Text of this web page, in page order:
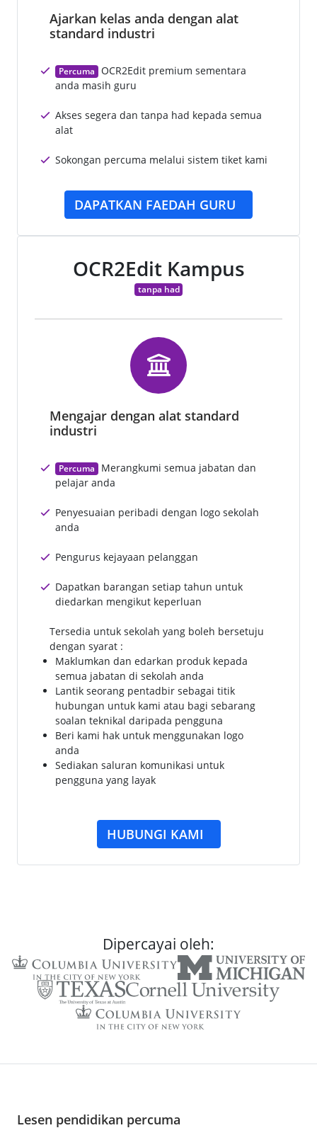
Ajarkan kelas anda dengan alat
standard industri
Percuma OCR2Edit premium sementara
anda masih guru
Akses segera dan tanpa had kepada semua
alat
Sokongan percuma melalui sistem tiket kami
DAPATKAN FAEDAH GURU
OCR2Edit Kampus
tanpa had
Mengajar dengan alat standard
industri
Percuma Merangkumi semua jabatan dan
pelajar anda
Penyesuaian peribadi dengan logo sekolah
anda
Pengurus kejayaan pelanggan
Dapatkan barangan setiap tahun untuk
diedarkan mengikut keperluan
Tersedia untuk sekolah yang boleh bersetuju
dengan syarat :
Maklumkan dan edarkan produk kepada
semua jabatan di sekolah anda
Lantik seorang pentadbir sebagai titik
hubungan untuk kami atau bagi sebarang
soalan teknikal daripada pengguna
Beri kami hak untuk menggunakan logo
anda
Sediakan saluran komunikasi untuk
pengguna yang layak
HUBUNGI KAMI
Dipercayai oleh:
Lesen pendidikan percuma